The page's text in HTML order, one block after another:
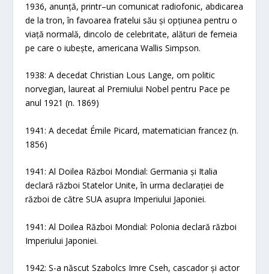
1936, anunță, printr–un comunicat radiofonic, abdicarea
de la tron, în favoarea fratelui său și opțiunea pentru o
viață normală, dincolo de celebritate, alături de femeia
pe care o iubește, americana Wallis Simpson.
1938: A decedat Christian Lous Lange, om politic
norvegian, laureat al Premiului Nobel pentru Pace pe
anul 1921 (n. 1869)
1941: A decedat Émile Picard, matematician francez (n.
1856)
1941: Al Doilea Război Mondial: Germania și Italia
declară război Statelor Unite, în urma declarației de
război de către SUA asupra Imperiului Japoniei.
1941: Al Doilea Război Mondial: Polonia declară război
Imperiului Japoniei.
1942: S-a născut Szabolcs Imre Cseh, cascador și actor